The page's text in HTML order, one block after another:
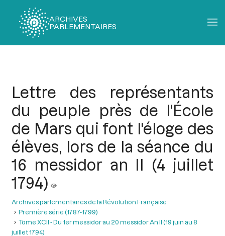
ARCHIVES
PARLEMENTAIRES
Lettre des représentants
du peuple près de l'École
de Mars qui font l'éloge des
élèves, lors de la séance du
16 messidor an II (4 juillet
1794)
Archives parlementaires de la Révolution Française
Première série (1787-1799)
Tome XCII - Du 1er messidor au 20 messidor An II (19 juin au 8
juillet 1794)